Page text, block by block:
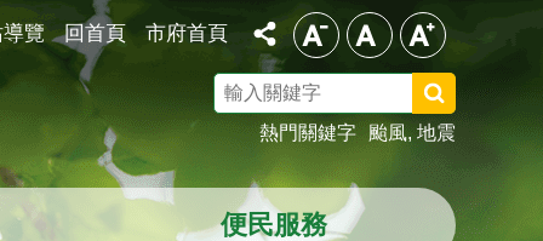
覽 回首頁 市府首頁
尋
熱門關鍵字
颱風 地震
便民服務